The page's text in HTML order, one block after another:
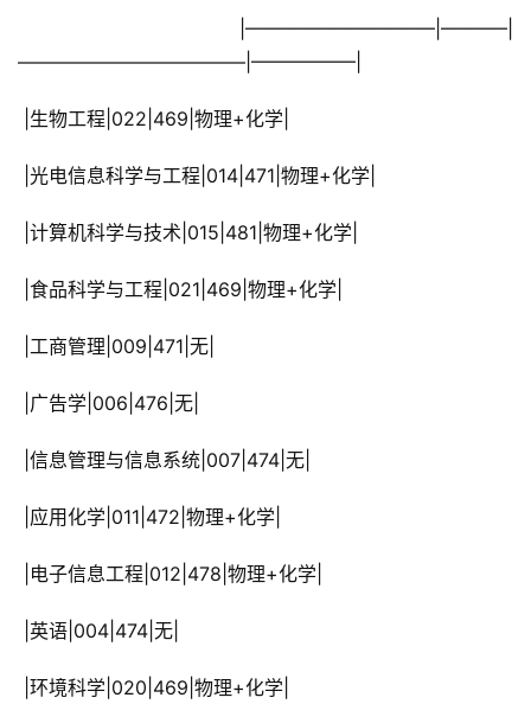
————————————|—————–|
|生物工程|022|469|物理+化学|
|光电信息科学与工程|014|471|物理+化学|
|计算机科学与技术|015|481|物理+化学|
|食品科学与工程|021|469|物理+化学|
|工商管理|009|471|无|
|广告学|006|476|无|
|信息管理与信息系统|007|474|无|
|应用化学|011|472|物理+化学|
|电子信息工程|012|478|物理+化学|
|英语|004|474|无|
|环境科学|020|469|物理+化学|